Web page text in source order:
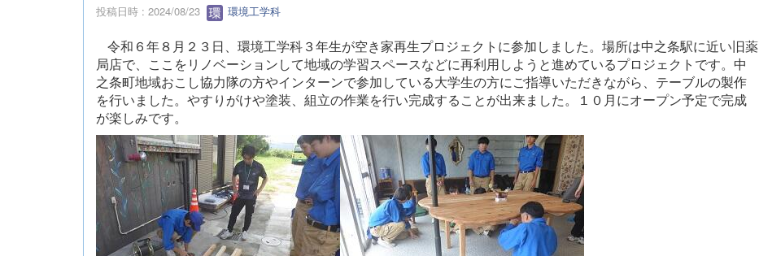
投稿日時 : 2024/08/23 環境工学科
令和６年８月２３日、環境工学科３年生が空き家再生プロジェクトに参加しました。場所は中之条駅に近い旧薬
局店で、ここをリノベーションして地域の学習スペースなどに再利用しようと進めているプロジェクトです。中
之条町地域おこし協力隊の方やインターンで参加している大学生の方にご指導いただきながら、テーブルの製作
を行いました。やすりがけや塗装、組立の作業を行い完成することが出来ました。１０月にオープン予定で完成
が楽しみです。